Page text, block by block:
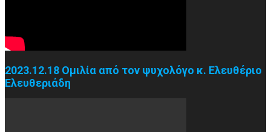
2023.12.18 Ομιλία από τον ψυχολόγο κ. Ελευθέριο
Ελευθεριάδη